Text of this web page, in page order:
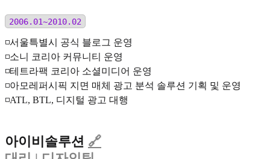
2006.01~2010.02
◽️서울특별시 공식 블로그 운영
◽️소니 코리아 커뮤니티 운영
◽️테트라팩 코리아 소셜미디어 운영
◽️아모레퍼시픽 지면 매체 광고 분석 솔루션 기획 및 운영
◽️ATL, BTL, 디지털 광고 대행
아이비솔루션 🔗